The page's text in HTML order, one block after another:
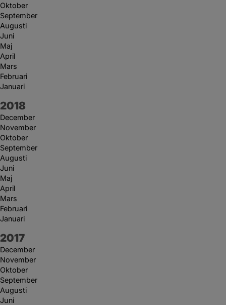
Oktober
September
Augusti
Juni
Maj
April
Mars
Februari
Januari
År:
2018
December
November
Oktober
September
Augusti
Juni
Maj
April
Mars
Februari
Januari
År:
2017
December
November
Oktober
September
Augusti
Juni